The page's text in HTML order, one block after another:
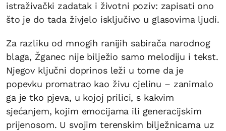
istraživački zadatak i životni poziv: zapisati ono
što je do tada živjelo isključivo u glasovima ljudi.
Za razliku od mnogih ranijih sabirača narodnog
blaga, Žganec nije bilježio samo melodiju i tekst.
Njegov ključni doprinos leži u tome da je
popevku promatrao kao živu cjelinu – zanimalo
ga je tko pjeva, u kojoj prilici, s kakvim
sjećanjem, kojim emocijama ili generacijskim
prijenosom. U svojim terenskim bilježnicama uz